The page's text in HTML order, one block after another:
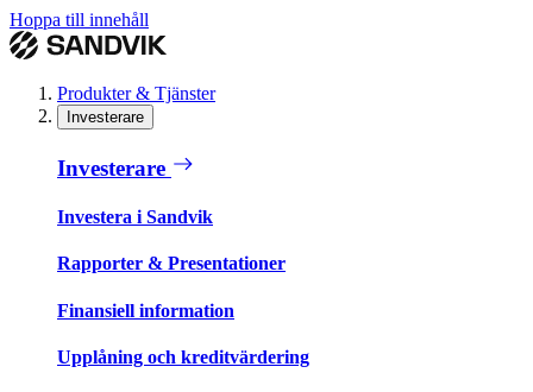
Hoppa till innehåll
Produkter & Tjänster
Investerare
Investerare
Investera i Sandvik
Rapporter & Presentationer
Finansiell information
Upplåning och kreditvärdering